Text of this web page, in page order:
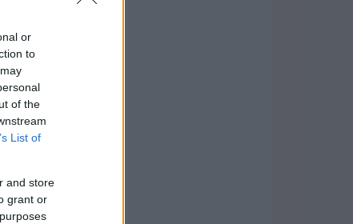
or
to
of the
List of
and store
grant or